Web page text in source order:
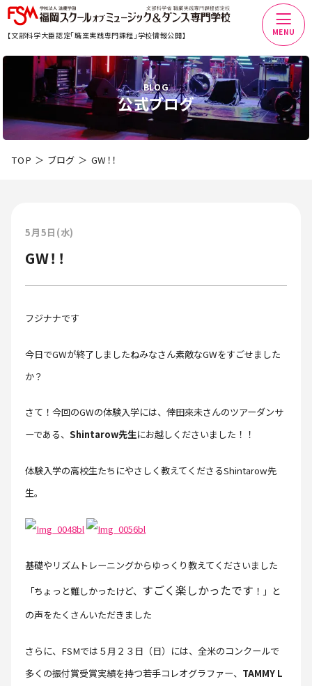
【文部科学大臣認定「職業実践専門課程」学校情報公開】 MENU
BLOG
公式ブログ
TOP ブログ GW！！
5月5日(水)
GW！！
フジナナです
今日でGWが終了しましたねみなさん素敵なGWをすごせました
か？
さて！今回のGWの体験入学には、倖田來未さんのツアーダンサ
ーである、Shintarow先生にお越しくださいました！！
体験入学の高校生たちにやさしく教えてくださるShintarow先
生。
基礎やリズムトレーニングからゆっくり教えてくださいました
「ちょっと難しかったけど、 すごく楽しかったです ！」と
の声をたくさんいただきました
さらに、FSMでは５月２３日（日）には、全米のコンクールで
多くの振付賞受賞実績を持つ若手コレオグラファー、 TAMMY L